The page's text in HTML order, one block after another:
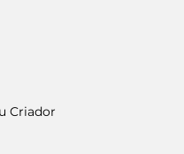
Criador